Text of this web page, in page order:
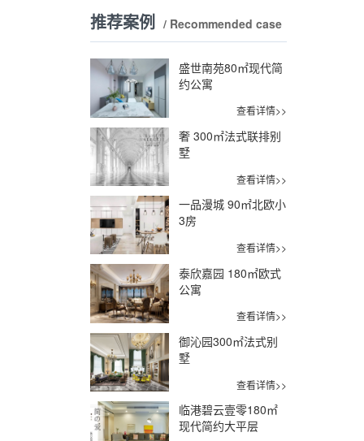
推荐案例 / Recommended case
盛世南苑80㎡现代简
约公寓
查看详情>>
奢 300㎡法式联排别
墅
查看详情>>
一品漫城 90㎡北欧小
3房
查看详情>>
泰欣嘉园 180㎡欧式
公寓
查看详情>>
御沁园300㎡法式别
墅
查看详情>>
临港碧云壹零180㎡
现代简约大平层